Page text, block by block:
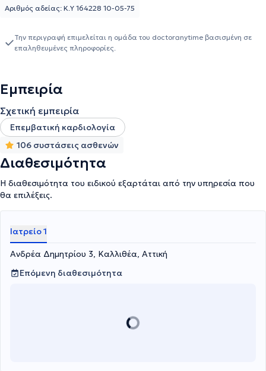
άσκηση κλινικής καρδιολογίας έστρεψε το ενδιαφέρον του στην
Hospital του Λονδίνου και το Catharina Ziekenhuis στο Αϊντχόβεν
της Ολλανδίας (1988). Ασχολήθηκε με όλο το φάσμα της
και 2η παγκόσμια (1990) και ασχολήθηκε ιδιαιτέρως με την
οργανώνοντας τη συστηματική της εκτέλεση στο Αιμοδυναμικό
Εργαστήριο του Γενικού Νοσοκομείου Αθηνών «Γ. Γεννηματάς»
ήδη από το 1996. Ως Πρόεδρος της Ομάδας Εργασίας της
Αιμοδυναμικής & Επεμβατικής Καρδιολογίας της Ελληνικής
Καρδιολογικής Εταιρείας, συντόνισε και συμμετείχε την
συντακτική επιτροπή που συνέγραψε, για πρώτη φορά στην
ελληνική γλώσσα, κατευθυντήριες οδηγίες για τις επεμβατικές
τεχνικές, που δημοσιεύτηκαν σε ειδικό τεύχος 100 περίπου
σελίδων, της Ελληνικής Καρδιολογικής Επιθεώρησης.
Αριθμός αδείας: Κ.Υ 164228 10-05-75
Την περιγραφή επιμελείται η ομάδα του doctoranytime βασισμένη σε
επαληθευμένες πληροφορίες.
Εμπειρία
Σχετική εμπειρία
Επεμβατική καρδιολογία
106 συστάσεις ασθενών
Διαθεσιμότητα
Η διαθεσιμότητα του ειδικού εξαρτάται από την υπηρεσία που
θα επιλέξεις.
Ιατρείο 1
Ανδρέα Δημητρίου 3, Καλλιθέα, Αττική
Επόμενη διαθεσιμότητα